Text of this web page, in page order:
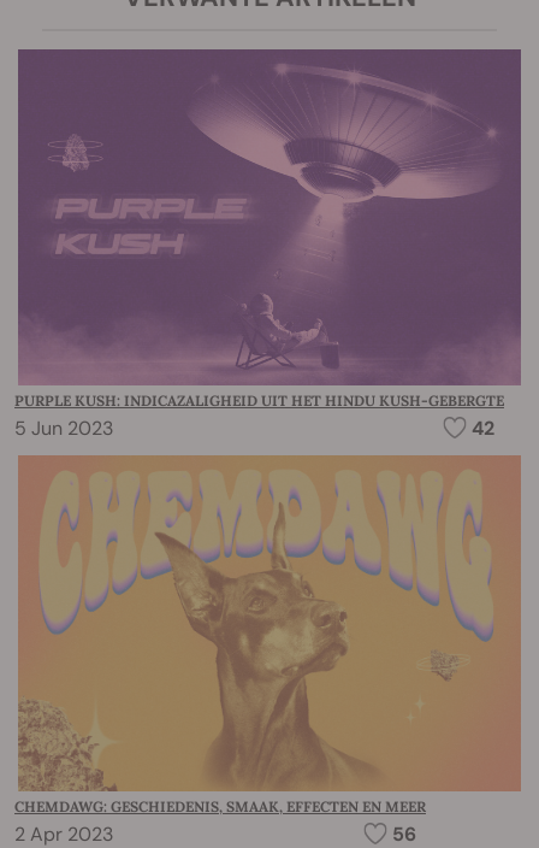
PURPLE KUSH: INDICAZALIGHEID UIT HET HINDU KUSH-GEBERGTE
5 Jun 2023 42
CHEMDAWG: GESCHIEDENIS, SMAAK, EFFECTEN EN MEER
2 Apr 2023 56